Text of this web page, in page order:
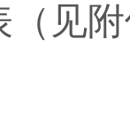
（见